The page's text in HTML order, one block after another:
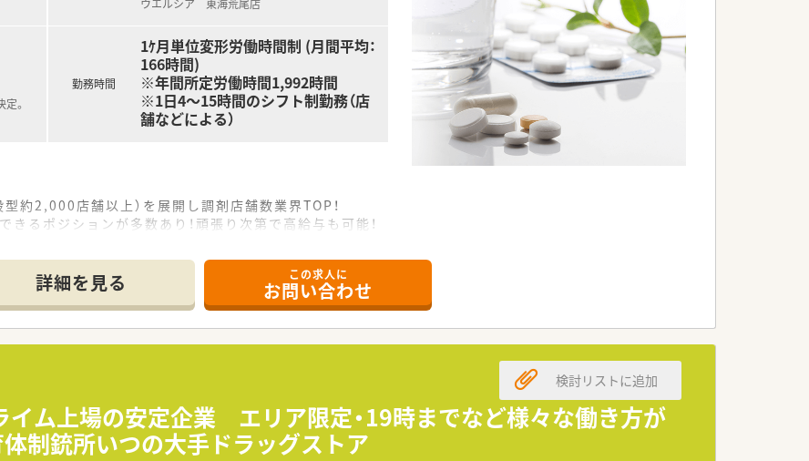
。
ウエルシア 東海荒尾店
勤務時間
1ｹ月単位変形労働時間制 (月間平均：
166時間)
※年間所定労働時間1,992時間
※1日4～15時間のシフト制勤務（店
舗などによる）
約2,000店舗以上）を展開し調剤店舗数業界TOP！
るポジションが多数あり！頑張り次第で高給与も可能！
研修や外部組織と連携した研修を用意されています
躍できるキャリアパスが多種多様に用意されています。
ーや営業部長等のマネジメントのポジションも増えます。
スペシャリストを目指すことも可能です。
の本社スタッフなど活動領域は多種多様です。
在宅医療へもしっかりと関わる事ができます。
時短制度は小学5年生まで時短勤務ができるよう変更予定です。
ランスが整っています
引制度など嬉しいメリットもたくさんあります！
詳細を見る この求人に
お問い合わせ
イム上場の安定企業 エリア限定・19時までなど様々な働き方が
体制銃所いつの大手ドラッグストア
検討リストに追加